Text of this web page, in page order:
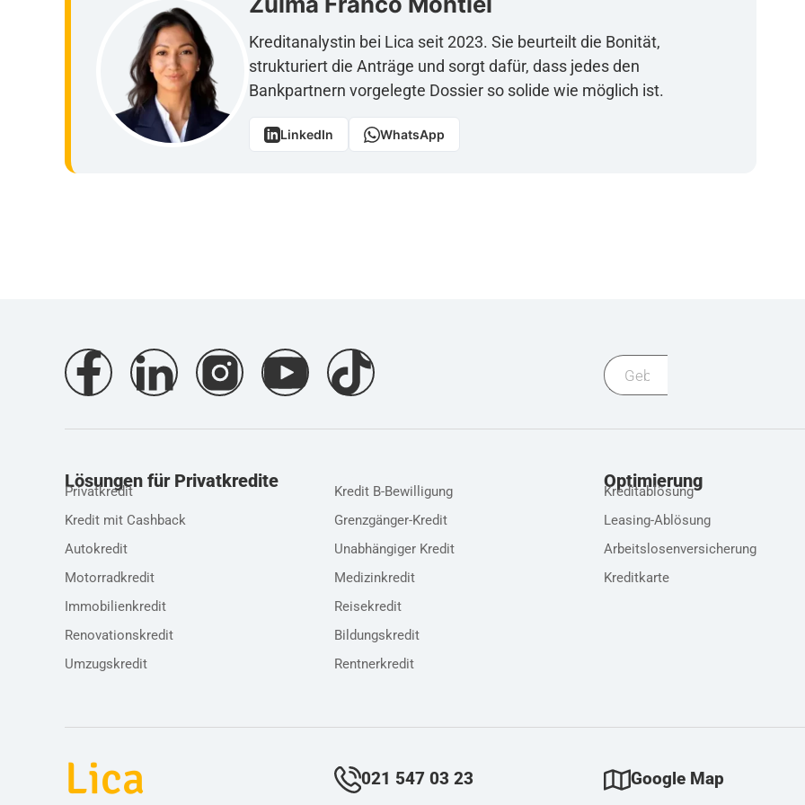
Kreditanalystin bei Lica seit 2023. Sie beurteilt die Bonität,
strukturiert die Anträge und sorgt dafür, dass jedes den
Bankpartnern vorgelegte Dossier so solide wie möglich ist.
LinkedIn WhatsApp
Lösungen für Privatkredite
Privatkredit
Kredit mit Cashback
Autokredit
Motorradkredit
Immobilienkredit
Renovationskredit
Umzugskredit
Privatkredit
Kredit B-Bewilligung
Grenzgänger-Kredit
Unabhängiger Kredit
Medizinkredit
Reisekredit
Bildungskredit
Rentnerkredit
Optimierung
Kreditablösung
Leasing-Ablösung
Arbeitslosenversicherung
Kreditkarte
Lica 021 547 03 23 Google Map